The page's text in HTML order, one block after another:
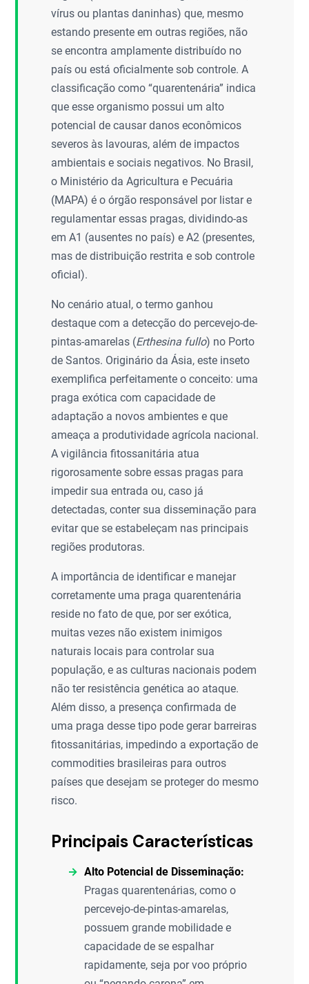
vírus ou plantas daninhas) que, mesmo
estando presente em outras regiões, não
se encontra amplamente distribuído no
país ou está oficialmente sob controle. A
classificação como “quarentenária” indica
que esse organismo possui um alto
potencial de causar danos econômicos
severos às lavouras, além de impactos
ambientais e sociais negativos. No Brasil,
o Ministério da Agricultura e Pecuária
(MAPA) é o órgão responsável por listar e
regulamentar essas pragas, dividindo-as
em A1 (ausentes no país) e A2 (presentes,
mas de distribuição restrita e sob controle
oficial).
No cenário atual, o termo ganhou
destaque com a detecção do percevejo-de-
pintas-amarelas (Erthesina fullo) no Porto
de Santos. Originário da Ásia, este inseto
exemplifica perfeitamente o conceito: uma
praga exótica com capacidade de
adaptação a novos ambientes e que
ameaça a produtividade agrícola nacional.
A vigilância fitossanitária atua
rigorosamente sobre essas pragas para
impedir sua entrada ou, caso já
detectadas, conter sua disseminação para
evitar que se estabeleçam nas principais
regiões produtoras.
A importância de identificar e manejar
corretamente uma praga quarentenária
reside no fato de que, por ser exótica,
muitas vezes não existem inimigos
naturais locais para controlar sua
população, e as culturas nacionais podem
não ter resistência genética ao ataque.
Além disso, a presença confirmada de
uma praga desse tipo pode gerar barreiras
fitossanitárias, impedindo a exportação de
commodities brasileiras para outros
países que desejam se proteger do mesmo
risco.
Principais Características
Alto Potencial de Disseminação:
Pragas quarentenárias, como o
percevejo-de-pintas-amarelas,
possuem grande mobilidade e
capacidade de se espalhar
rapidamente, seja por voo próprio